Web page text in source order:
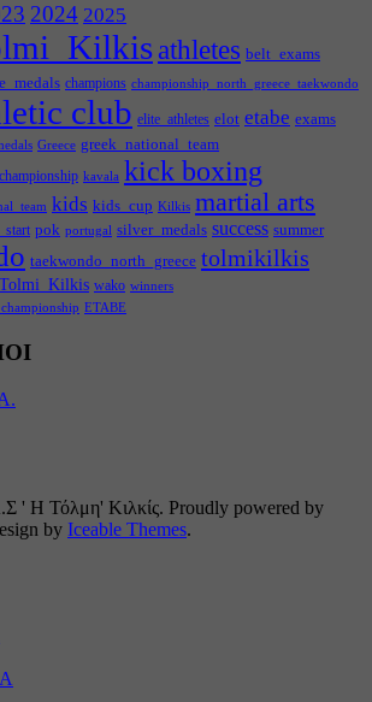
2024 2025
athletes belt_exams
champions championship_north_greece_taekwondo
club elite_athletes elot etabe exams
Greece greek_national_team
kavala kick boxing
kids kids_cup Kilkis martial arts
pok portugal silver_medals success summer
taekwondo_north_greece tolmikilkis
Tolmi_Kilkis wako winners
ΕΤΑΒΕ
' Η Τόλμη' Κιλκίς. Proudly powered by
by Iceable Themes.